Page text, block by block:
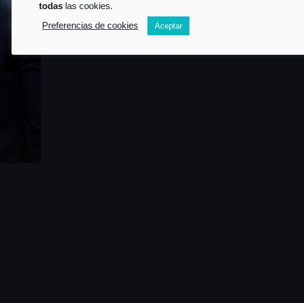
todas las cookies.
Preferencias de cookies Aceptar